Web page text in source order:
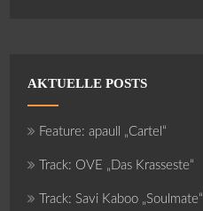
AKTUELLE POSTS
Feature: apaull „Cartel“
Track: OVE „Das Krasseste“
Track: Savi Kaboo „Soulmate“